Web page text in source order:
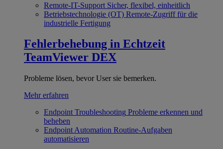
Remote-IT-Support Sicher, flexibel, einheitlich
Betriebstechnologie (OT) Remote-Zugriff für die
industrielle Fertigung
Fehlerbehebung in Echtzeit
TeamViewer DEX
Probleme lösen, bevor User sie bemerken.
Mehr erfahren
Endpoint Troubleshooting Probleme erkennen und
beheben
Endpoint Automation Routine-Aufgaben
automatisieren